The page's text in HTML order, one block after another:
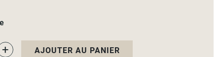
+ AJOUTER AU PANIER